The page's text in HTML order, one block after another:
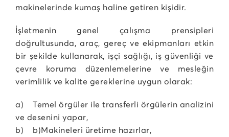
makinelerinde kumaş haline getiren kişidir.
İşletmenin genel çalışma prensipleri
doğrultusunda, araç, gereç ve ekipmanları etkin
bir şekilde kullanarak, işçi sağlığı, iş güvenliği ve
çevre koruma düzenlemelerine ve mesleğin
verimlilik ve kalite gereklerine uygun olarak:
a) Temel örgüler ile transferli örgülerin analizini
ve desenini yapar,
b) b)Makineleri üretime hazırlar,